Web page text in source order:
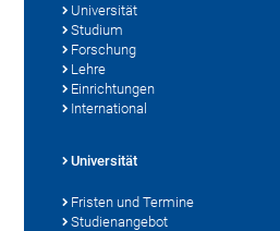
Universität
Studium
Forschung
Lehre
Einrichtungen
International
Universität
Fristen und Termine
Studienangebot